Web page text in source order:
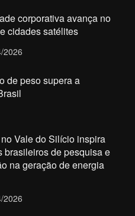
corporativa avança no
cidades satélites
2026
de peso supera a
Vale do Silício inspira
brasileiros de pesquisa e
na geração de energia
2026